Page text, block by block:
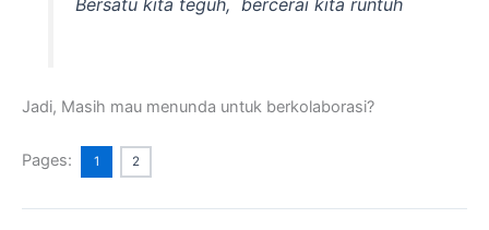
Jadi, Masih mau menunda untuk berkolaborasi?
Pages: 1 2